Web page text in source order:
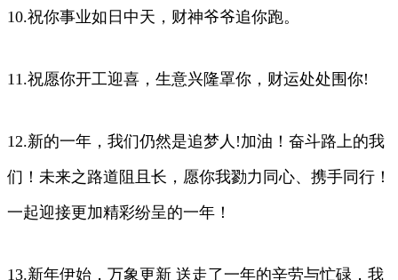
10.祝你事业如日中天，财神爷爷追你跑。
11.祝愿你开工迎喜，生意兴隆罩你，财运处处围你!
12.新的一年，我们仍然是追梦人!加油！奋斗路上的我
们！未来之路道阻且长，愿你我勠力同心、携手同行！
一起迎接更加精彩纷呈的一年！
13.新年伊始，万象更新 送走了一年的辛劳与忙碌，我